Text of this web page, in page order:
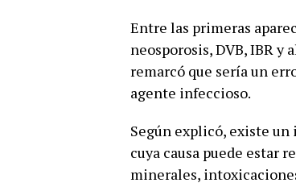
Entre las primeras
neosporosis, DVB, IBR
remarcó que sería un
agente infeccioso.
Según explicó, existe
cuya causa puede estar
minerales,